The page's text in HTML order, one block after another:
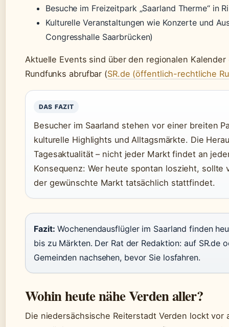
Besuche im Freizeitpark „Saarland Therme“ in
Kulturelle Veranstaltungen wie Konzerte und
Congresshalle Saarbrücken)
Aktuelle Events sind über den regionalen Kalender
Rundfunks abrufbar (SR.de (öffentlich-rechtliche
DAS FAZIT
Besucher im Saarland stehen vor einer breiten
kulturelle Highlights und Alltagsmärkte. Die
Tagesaktualität – nicht jeder Markt findet an
Konsequenz: Wer heute spontan loszieht, sollte
der gewünschte Markt tatsächlich stattfindet.
Fazit: Wochenendausflügler im Saarland finden
bis zu Märkten. Der Rat der Redaktion: auf SR.de
Gemeinden nachsehen, bevor Sie losfahren.
Wohin heute nähe Verden aller?
Die niedersächsische Reiterstadt Verden lockt vor